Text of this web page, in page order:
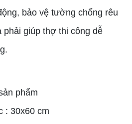
bảo vệ tường chống rêu
giúp thợ thi công dễ
phẩm
: 30x60 cm